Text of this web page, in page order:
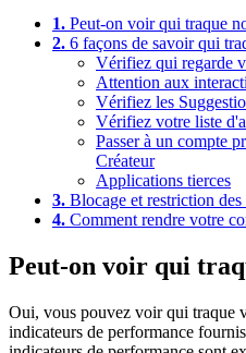
1. Peut-on voir qui traque
2. 6 façons de savoir qui
Vérifiez qui regarde
Attention aux
Vérifiez les
Vérifiez votre liste
Passer à un compte
Créateur
Applications tierces
3. Blocage et restriction
4. Comment rendre votre
Peut-on voir qui
Oui, vous pouvez voir qui traque
indicateurs de performance